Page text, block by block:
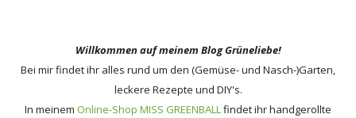
Willkommen auf meinem Blog Grüneliebe!
Bei mir findet ihr alles rund um den (Gemüse- und Nasch-)Garten,
leckere Rezepte und DIY's.
In meinem Online-Shop MISS GREENBALLfindet ihr handgerollte